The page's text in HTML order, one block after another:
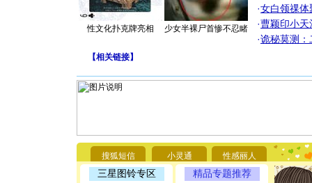
性文化扑克牌亮相 少女半裸尸首惨不忍睹
·女白领祼体
·曹颖印小天
·诡秘莫测：
【相关链接】
搜狐短信 小灵通 性感丽人
三星图铃专区 精品专题推荐
[圣诞节]
能正大
都要快乐
[圣诞节]